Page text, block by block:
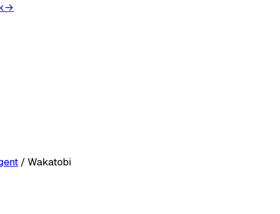
→
/ Wakatobi